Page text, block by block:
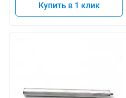
Купить в 1 клик